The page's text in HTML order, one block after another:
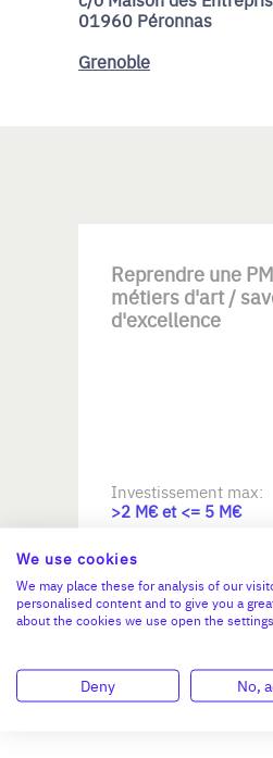
01960 Péronnas
Grenoble
Reprendre une
métiers d'art /
d'excellence
Investissement max:
>2 M€ et <= 5 M€
We use cookies
We may place these for analysis of our
personalised content and to give you a
about the cookies we use open the settings.
Deny No,